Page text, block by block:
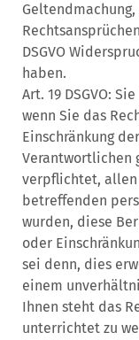
DSGVO
haben.
Art. 19 DSGVO:
wenn Sie das
Einschränkung
Verantwortlichen
verpflichtet, allen
betreffenden
wurden, diese
oder
sei denn, dies
einem
Ihnen steht das
unterrichtet zu